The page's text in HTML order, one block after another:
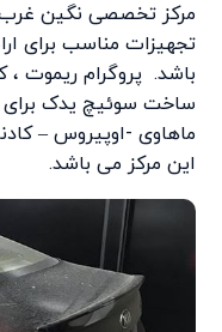
مرکز تخصصی نگین
تجهیزات مناسب برای
باشد. پروگرام ریموت
ساخت سوئیچ یدک برای
ماهاوی -اوپیروس –
این مرکز می باشد.